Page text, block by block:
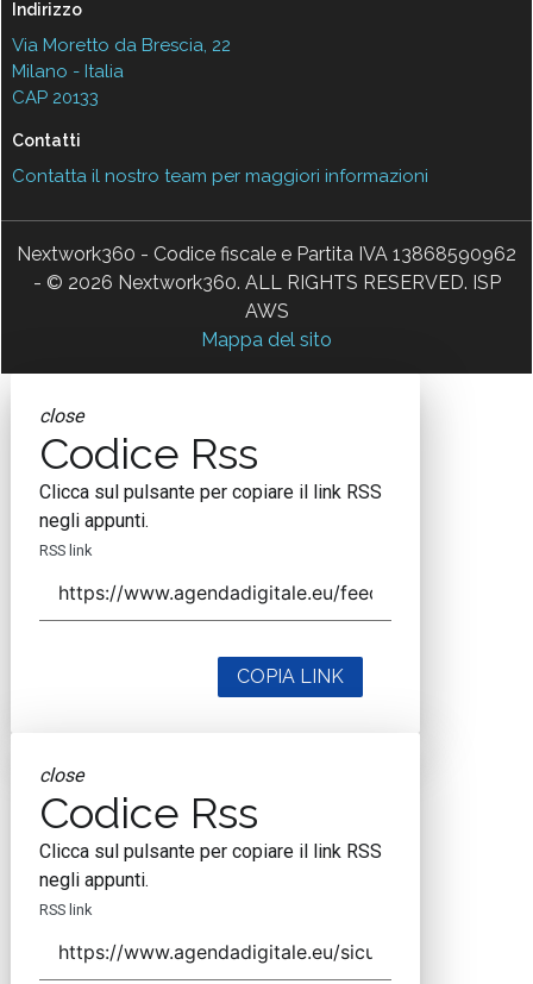
Indirizzo
Via Moretto da Brescia, 22
Milano - Italia
CAP 20133
Contatti
Contatta il nostro team per maggiori informazioni
Nextwork360 - Codice fiscale e Partita IVA 13868590962
- © 2026 Nextwork360. ALL RIGHTS RESERVED. ISP
AWS
Mappa del sito
close
Codice Rss
Clicca sul pulsante per copiare il link RSS
negli appunti.
RSS link
COPIA LINK
close
Codice Rss
Clicca sul pulsante per copiare il link RSS
negli appunti.
RSS link